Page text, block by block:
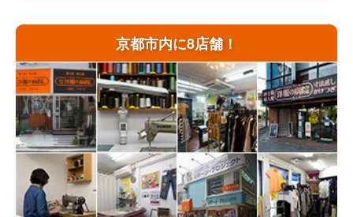
京都市内に8店舗！